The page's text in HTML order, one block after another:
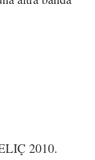
2010.